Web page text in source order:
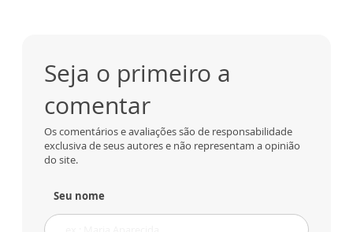
Seja o primeiro a
comentar
Os comentários e avaliações são de responsabilidade
exclusiva de seus autores e não representam a opinião
do site.
Seu nome